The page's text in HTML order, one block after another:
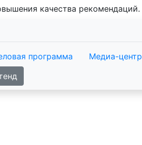
качества рекомендаций.
программа
Медиа-центр